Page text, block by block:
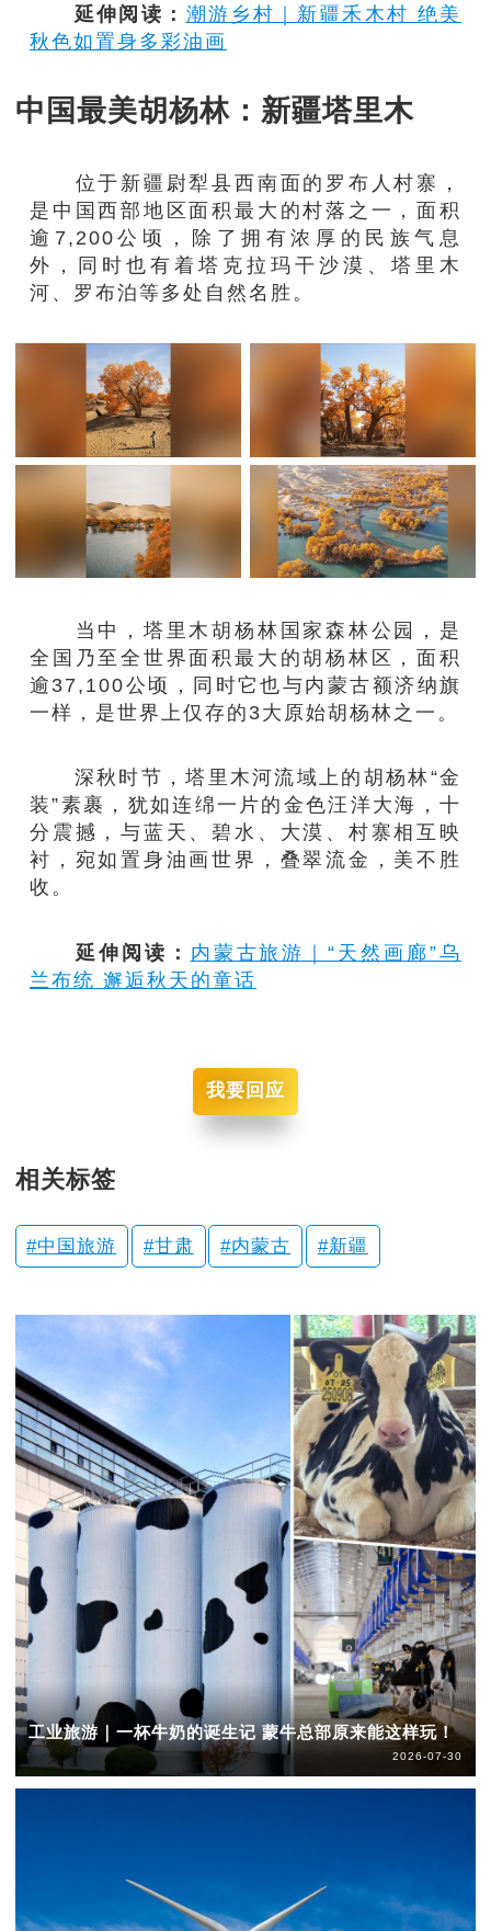
延伸阅读： 潮游乡村｜新疆禾木村 绝美
秋色如置身多彩油画
中国最美胡杨林：新疆塔里木
位于新疆尉犁县西南面的罗布人村寨，
是中国西部地区面积最大的村落之一，面积
逾7,200公顷，除了拥有浓厚的民族气息
外，同时也有着塔克拉玛干沙漠、塔里木
河、罗布泊等多处自然名胜。
当中，塔里木胡杨林国家森林公园，是
全国乃至全世界面积最大的胡杨林区，面积
逾37,100公顷，同时它也与内蒙古额济纳旗
一样，是世界上仅存的3大原始胡杨林之一。
深秋时节，塔里木河流域上的胡杨林“金
装”素裹，犹如连绵一片的金色汪洋大海，十
分震撼，与蓝天、碧水、大漠、村寨相互映
衬，宛如置身油画世界，叠翠流金，美不胜
收。
延伸阅读： 内蒙古旅游｜“天然画廊”乌
兰布统 邂逅秋天的童话
我要回应
相关标签
中国旅游 甘肃 内蒙古 新疆
工业旅游｜一杯牛奶的诞生记 蒙牛总部原来能这样玩！
2026-07-30